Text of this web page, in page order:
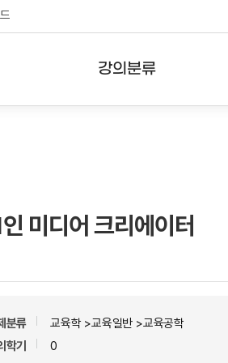
강의분류
테마강의
미디어 크리에이터
분류
교육학 >교육일반 >교육공학
학기
0